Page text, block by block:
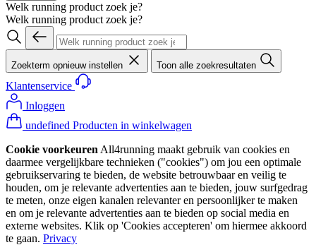
Welk running product zoek je?
Welk running product zoek je?
Zoekterm opnieuw instellen Toon alle zoekresultaten
Klantenservice
Inloggen
undefined Producten in winkelwagen
Cookie voorkeuren All4running maakt gebruik van cookies en
daarmee vergelijkbare technieken ("cookies") om jou een optimale
gebruikservaring te bieden, de website betrouwbaar en veilig te
houden, om je relevante advertenties aan te bieden, jouw surfgedrag
te meten, onze eigen kanalen relevanter en persoonlijker te maken
en om je relevante advertenties aan te bieden op social media en
externe websites. Klik op 'Cookies accepteren' om hiermee akkoord
te gaan. Privacy